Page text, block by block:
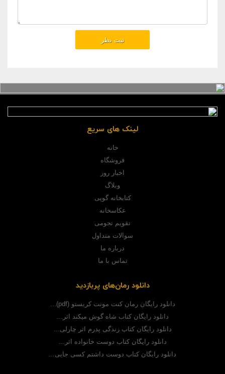
لینک های سریع
خانه
فروشگاه
اخبار روز
وبلاگ
کتابخانه گوپی
عکاسخانه
تقویم نجومی
سوالات متداول
درباره ما
تماس با ما
دانلود رمان‌های پربازدید
دانلود رایگان رمان کنت مونت کریستو (pdf)...
دانلود رایگان کتاب شاه گوش میکند اثر...
دانلود رایگان کتاب زندگی پدرم اثر چارلی...
دانلود رایگان کتاب دوست خانواده اثر...
دانلود رایگان کتاب دوست داشتم کسی جایی...